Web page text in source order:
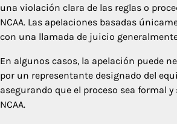
una violación clara de las reglas o
NCAA. Las apelaciones basadas
con una llamada de juicio
En algunos casos, la apelación puede
por un representante designado del
asegurando que el proceso sea formal
NCAA.